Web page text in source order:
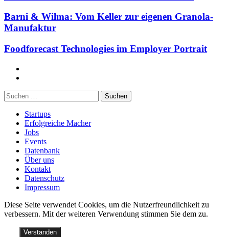
Barni & Wilma: Vom Keller zur eigenen Granola-
Manufaktur
Foodforecast Technologies im Employer Portrait
Suchen
nach:
Startups
Erfolgreiche Macher
Jobs
Events
Datenbank
Über uns
Kontakt
Datenschutz
Impressum
Diese Seite verwendet Cookies, um die Nutzerfreundlichkeit zu
verbessern. Mit der weiteren Verwendung stimmen Sie dem zu.
Verstanden